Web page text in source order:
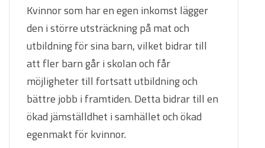
Kvinnor som har en egen inkomst lägger
den i större utsträckning på mat och
utbildning för sina barn, vilket bidrar till
att fler barn går i skolan och får
möjligheter till fortsatt utbildning och
bättre jobb i framtiden. Detta bidrar till en
ökad jämställdhet i samhället och ökad
egenmakt för kvinnor.